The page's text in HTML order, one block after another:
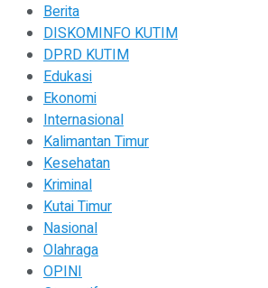
Berita
DISKOMINFO KUTIM
DPRD KUTIM
Edukasi
Ekonomi
Internasional
Kalimantan Timur
Kesehatan
Kriminal
Kutai Timur
Nasional
Olahraga
OPINI